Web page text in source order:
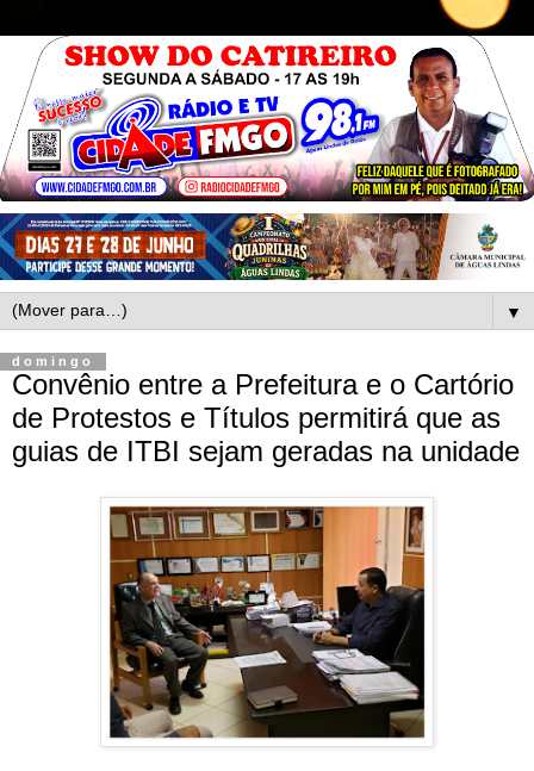
▼
domingo
Convênio entre a Prefeitura e o Cartório
de Protestos e Títulos permitirá que as
guias de ITBI sejam geradas na unidade